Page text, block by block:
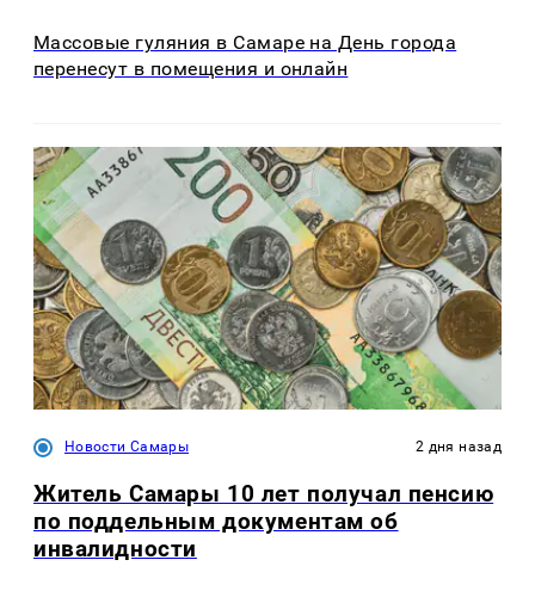
Массовые гуляния в Самаре на День города
перенесут в помещения и онлайн
Новости Самары 2 дня назад
Житель Самары 10 лет получал пенсию
по поддельным документам об
инвалидности